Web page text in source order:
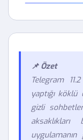
📌 Özet
Telegram
yaptığı köklü
gizli